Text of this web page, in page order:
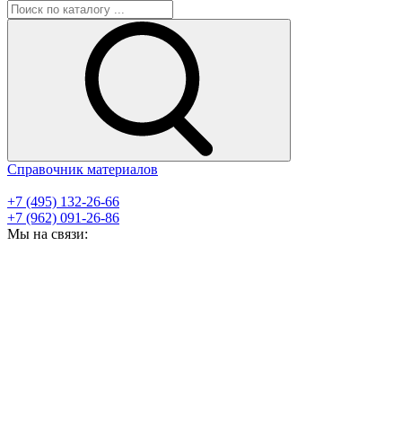
Справочник материалов
+7 (495) 132-26-66
+7 (962) 091-26-86
Мы на связи: